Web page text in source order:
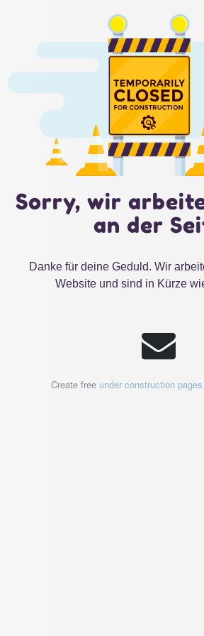
Sorry, wir
an der
Danke für deine Geduld. Wir
Website und sind in Kürze
Create free under construction